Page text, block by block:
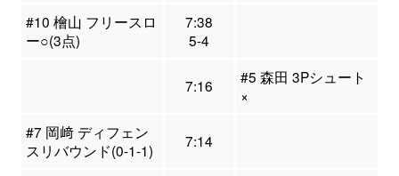
#10 檜山 フリースロ
ー○(3点)
7:38
5-4
7:16
#5 森田 3Pシュート
×
#7 岡﨑 ディフェン
スリバウンド(0-1-1)
7:14